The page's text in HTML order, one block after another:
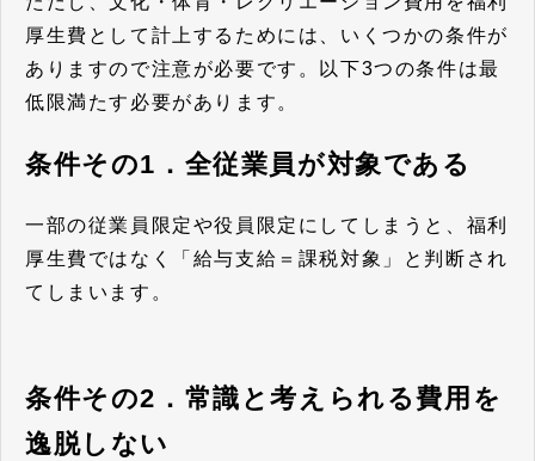
厚生費として計上するためには、いくつかの条件が
ありますので注意が必要です。以下3つの条件は最
低限満たす必要があります。
条件その1．全従業員が対象である
一部の従業員限定や役員限定にしてしまうと、福利
厚生費ではなく「給与支給＝課税対象」と判断され
てしまいます。
条件その2．常識と考えられる費用を
逸脱しない